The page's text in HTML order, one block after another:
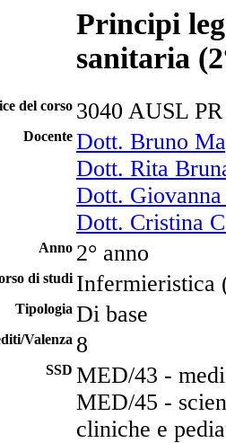
Principi
sanitaria
del corso 3040 AUSL PR
Docente Dott. Bruno
Dott. Rita
Dott.
Dott. Cristina
Anno 2° anno
di studi Infermieristica
Tipologia Di base
Valenza 8
SSD MED/43 -
MED/45 -
cliniche e